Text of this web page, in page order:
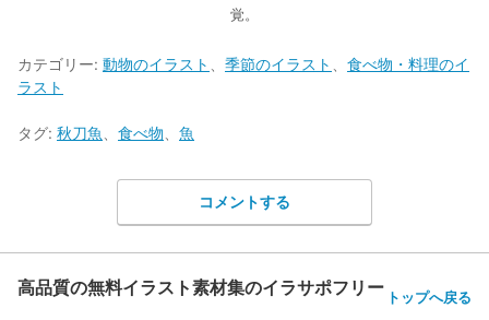
覚。
カテゴリー: 動物のイラスト 季節のイラスト
食べ物・料理のイ
ラスト
タグ: 秋刀魚 食べ物 魚
コメントする
高品質の無料イラスト素材集のイラサポフリー トップへ戻る